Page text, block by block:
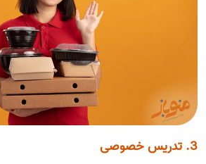
3. تدریس خصوصی